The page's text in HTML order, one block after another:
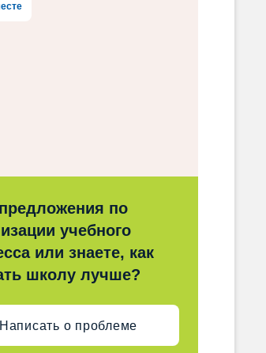
по
учебного
или знаете, как
школу лучше?
Написать о проблеме